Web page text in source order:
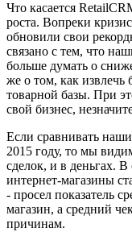
Что касается
роста. Вопреки
обновили свои
связано с тем, что
больше думать о
же о том, как
товарной базы. При
свой бизнес,
Если сравнивать
2015 году, то мы
сделок, и в деньгах.
интернет-магазины
- просел показатель
магазин, а средний
причинам.